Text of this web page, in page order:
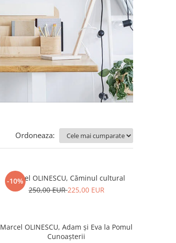
Ordoneaza:
-10%
Marcel OLINESCU, Căminul cultural
250,00 EUR225,00 EUR
Marcel OLINESCU, Adam și Eva la Pomul
Cunoașterii